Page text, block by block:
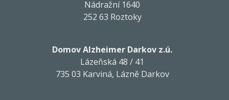
Nádražní 1640
252 63 Roztoky
Domov Alzheimer Darkov z.ú.
Lázeňská 48 / 41
735 03 Karviná, Lázně Darkov